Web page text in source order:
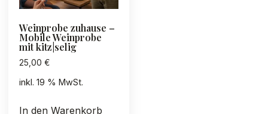
Weinprobe zuhause –
Mobile Weinprobe
mit kitz|selig
25,00 €
inkl. 19 % MwSt.
In den Warenkorb